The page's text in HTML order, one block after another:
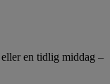
en tidlig middag –